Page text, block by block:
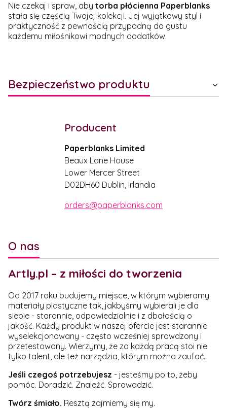
Nie czekaj i spraw, aby torba płócienna Paperblanks
stała się częścią Twojej kolekcji. Jej wyjątkowy styl i
praktyczność z pewnością przypadną do gustu
każdemu miłośnikowi modnych dodatków.
Bezpieczeństwo produktu
Producent
Paperblanks Limited
Beaux Lane House
Lower Mercer Street
D02DH60 Dublin, Irlandia
orders@paperblanks.com
O nas
Artly.pl – z miłości do tworzenia
Od 2017 roku budujemy miejsce, w którym wybieramy
materiały plastyczne tak, jakbyśmy wybierali je dla
siebie - starannie, odpowiedzialnie i z dbałością o
jakość. Każdy produkt w naszej ofercie jest starannie
wyselekcjonowany - często wcześniej sprawdzony i
przetestowany. Wierzymy, że za każdą pracą stoi nie
tylko talent, ale też narzędzia, którym można zaufać.
Jeśli czegoś potrzebujesz - jesteśmy po to, żeby
pomóc. Doradzić. Znaleźć. Sprowadzić.
Twórz śmiało. Resztą zajmiemy się my.